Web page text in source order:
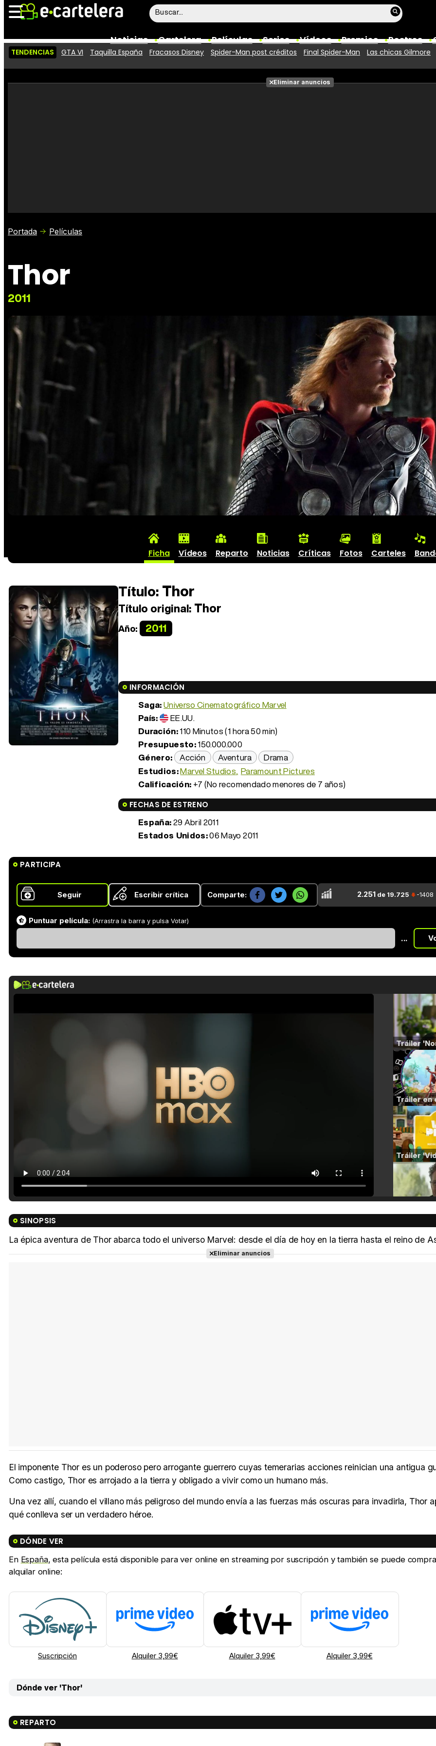
Noticias Cartelera Películas Series Vídeos Premios Rostros
Vídeos
Taquilla
Fotos
TENDENCIAS GTA VI Taquilla España Fracasos Disney Spider-Man post créditos Final Spider-Man Las chicas Gilmore
Eliminar anuncios
Portada Películas
Thor
2011
Ficha Vídeos Reparto Noticias Críticas Fotos Carteles
Título:Thor
Título original: Thor
Año: 2011
INFORMACIÓN
Saga:Universo Cinematográfico Marvel
País:
EE.UU.
Duración:110 Minutos (1 hora 50 min)
Presupuesto:150.000.000
Género: Acción Aventura
Drama
Estudios:Marvel Studios Paramount Pictures
Calificación: +7 (No recomendado menores de 7 años)
FECHAS DE ESTRENO
España:29 Abril 2011
Estados Unidos:06 Mayo 2011
PARTICIPA
Seguir Escribir crítica Comparte: 2.251 de 19.725 -1408
Puntuar película: (Arrastra la barra y pulsa Votar)
...
SINOPSIS
La épica aventura de Thor abarca todo el universo Marvel: desde el día de hoy en la tierra hasta el reino de
Eliminar anuncios
El imponente Thor es un poderoso pero arrogante guerrero cuyas temerarias acciones reinician una antigua
Como castigo, Thor es arrojado a la tierra y obligado a vivir como un humano más.
Una vez allí, cuando el villano más peligroso del mundo envía a las fuerzas más oscuras para invadirla, Thor
qué conlleva ser un verdadero héroe.
DÓNDE VER
En España, esta película está disponible para ver online en streaming por suscripción y también se puede
alquilar online:
Suscripción Alquiler 3,99€ Alquiler 3,99€ Alquiler 3,99€
Dónde ver 'Thor'
REPARTO